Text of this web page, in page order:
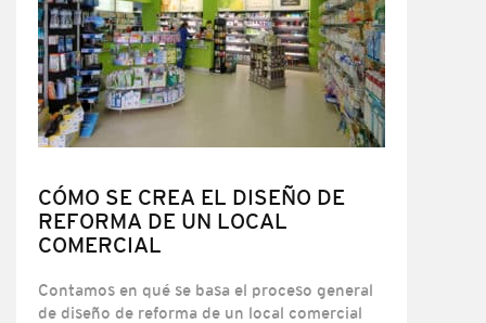
CÓMO SE CREA EL DISEÑO DE
REFORMA DE UN LOCAL
COMERCIAL
Contamos en qué se basa el proceso general
de diseño de reforma de un local comercial